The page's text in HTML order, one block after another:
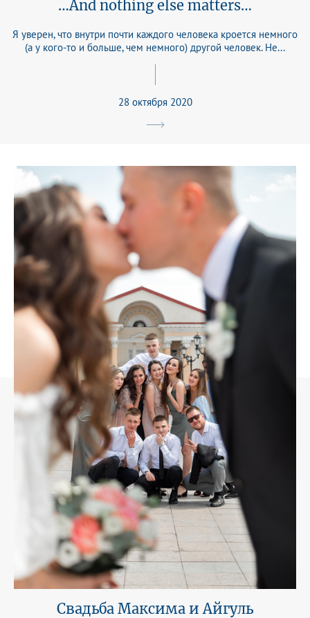
…And nothing else matters…
Я уверен, что внутри почти каждого человека кроется немного
(а у кого-то и больше, чем немного) другой человек. Не...
28 октября 2020
Свадьба Максима и Айгуль